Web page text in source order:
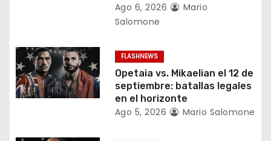
n
t
r
Ago 6, 2026
Mario
Salomone
FLASHNEWS
Opetaia vs. Mikaelian el 12 de
septiembre: batallas legales
en el horizonte
Ago 5, 2026 Mario Salomone